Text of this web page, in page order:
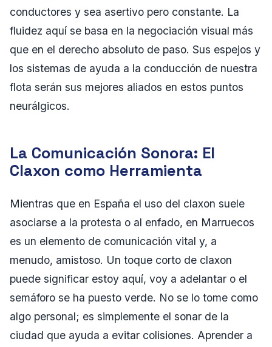
conductores y sea asertivo pero constante. La
fluidez aquí se basa en la negociación visual más
que en el derecho absoluto de paso. Sus espejos y
los sistemas de ayuda a la conducción de nuestra
flota serán sus mejores aliados en estos puntos
neurálgicos.
La Comunicación Sonora: El
Claxon como Herramienta
Mientras que en España el uso del claxon suele
asociarse a la protesta o al enfado, en Marruecos
es un elemento de comunicación vital y, a
menudo, amistoso. Un toque corto de claxon
puede significar estoy aquí, voy a adelantar o el
semáforo se ha puesto verde. No se lo tome como
algo personal; es simplemente el sonar de la
ciudad que ayuda a evitar colisiones. Aprender a